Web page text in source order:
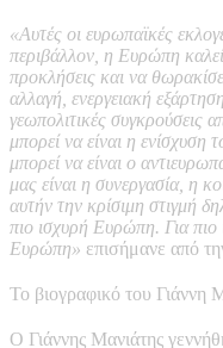
«Αυτές οι ευρωπαϊκές
περιβάλλον, η Ευρώπη
προκλήσεις και να
αλλαγή, ενεργειακή
γεωπολιτικές συγκρούσεις
μπορεί να είναι η ενίσχυση
μπορεί να είναι ο
μας είναι η συνεργασία, η
αυτήν την κρίσιμη
πιο ισχυρή Ευρώπη. Για
Ευρώπη» επισήμανε από
Το βιογραφικό του Γιάννη
Ο Γιάννης Μανιάτης